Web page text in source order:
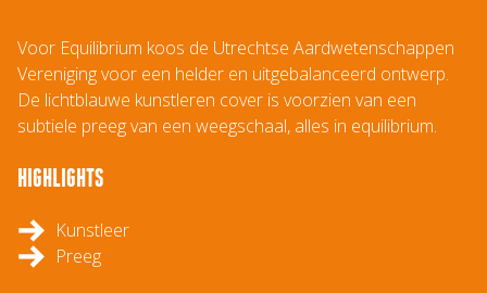
Voor Equilibrium koos de Utrechtse Aardwetenschappen
Vereniging voor een helder en uitgebalanceerd ontwerp.
De lichtblauwe kunstleren cover is voorzien van een
subtiele preeg van een weegschaal, alles in equilibrium.
HIGHLIGHTS
Kunstleer
Preeg